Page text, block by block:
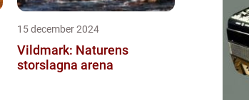
15 december 2024
Vildmark: Naturens
storslagna arena